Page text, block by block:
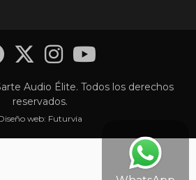
Facebook
Twitter
Audio Élite. Todos los derechos
reservados.
web: Futurvia